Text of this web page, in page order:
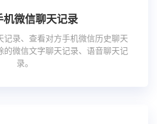
机微信聊天记录
记录、查看对方手机微信历史聊天
的微信文字聊天记录、语音聊天记
录。